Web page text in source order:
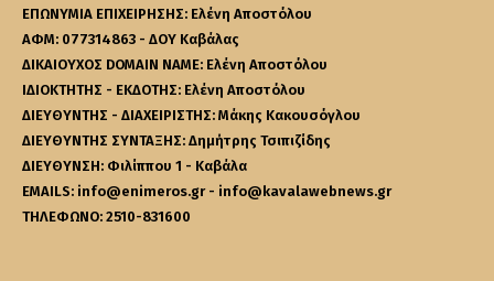
ΕΠΩΝΥΜΙΑ ΕΠΙΧΕΙΡΗΣΗΣ: Ελένη Αποστόλου
ΑΦΜ: 077314863 - ΔΟΥ Καβάλας
ΔΙΚΑΙΟΥΧΟΣ DOMAIN NAME: Ελένη Αποστόλου
ΙΔΙΟΚΤΗΤΗΣ - ΕΚΔΟΤΗΣ: Ελένη Αποστόλου
ΔΙΕΥΘΥΝΤΗΣ - ΔΙΑΧΕΙΡΙΣΤΗΣ: Μάκης Κακουσόγλου
ΔΙΕΥΘΥΝΤΗΣ ΣΥΝΤΑΞΗΣ: Δημήτρης Τσιπιζίδης
ΔΙΕΥΘΥΝΣΗ: Φιλίππου 1 - Καβάλα
EMAILS: info@enimeros.gr - info@kavalawebnews.gr
ΤΗΛΕΦΩΝΟ: 2510-831600